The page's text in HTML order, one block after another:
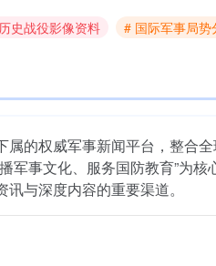
史战役影像资料 # 国际军事局势
的权威军事新闻平台，整合
军事文化、服务国防教育”为
与深度内容的重要渠道。